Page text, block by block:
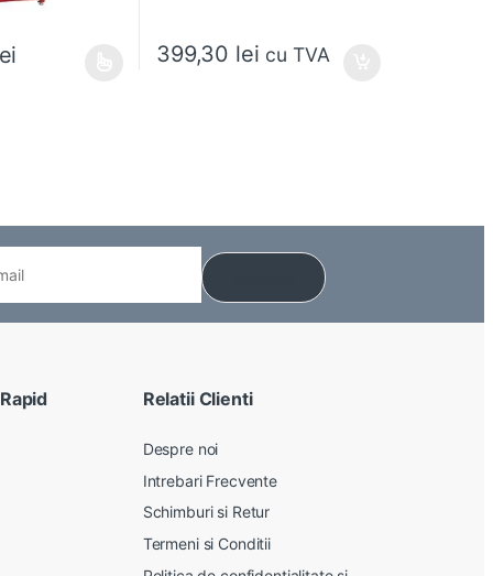
mai multe variații. Opțiunile pot fi alese în pagina produsului.
399,30 lei cu TVA
Relatii Clienti
Despre noi
Intrebari Frecvente
Schimburi si Retur
Termeni si Conditii